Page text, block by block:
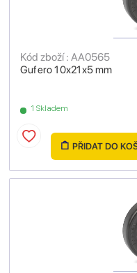
Gufero 10x21x5 mm
Kód zboží : AA0565
1 Skladem
PŘIDAT DO